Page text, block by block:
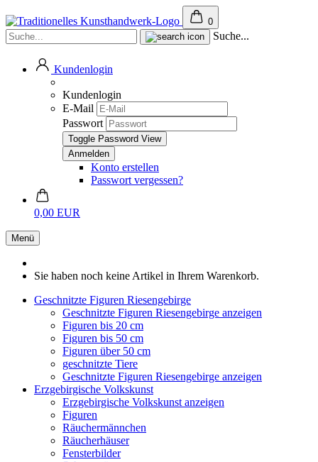
0
Suche...
Kundenlogin
Kundenlogin
E-Mail
Passwort
Toggle Password View
Konto erstellen
Passwort vergessen?
0,00 EUR
Menü
Sie haben noch keine Artikel in Ihrem Warenkorb.
Geschnitzte Figuren Riesengebirge
Geschnitzte Figuren Riesengebirge anzeigen
Figuren bis 20 cm
Figuren bis 50 cm
Figuren über 50 cm
geschnitzte Tiere
Geschnitzte Figuren Riesengebirge anzeigen
Erzgebirgische Volkskunst
Erzgebirgische Volkskunst anzeigen
Figuren
Räuchermännchen
Räucherhäuser
Fensterbilder